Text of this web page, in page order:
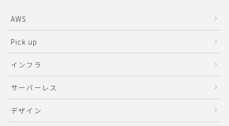
AWS
Pick up
インフラ
サーバーレス
デザイン